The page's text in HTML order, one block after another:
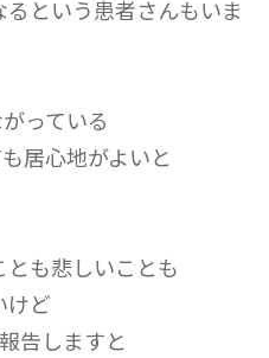
という患者さんもいま
っている
居心地がよいと
も悲しいことも
けど
告しますと